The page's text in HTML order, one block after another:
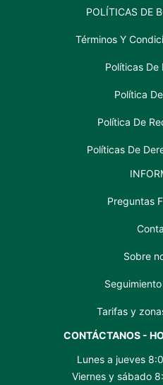
POLÍTICAS DE
Términos Y
Políticas De
Política
Política De
Políticas De
Preguntas
Sobre
Tarifas y
CONTÁCTANOS -
Lunes a jueves
Viernes y sábado